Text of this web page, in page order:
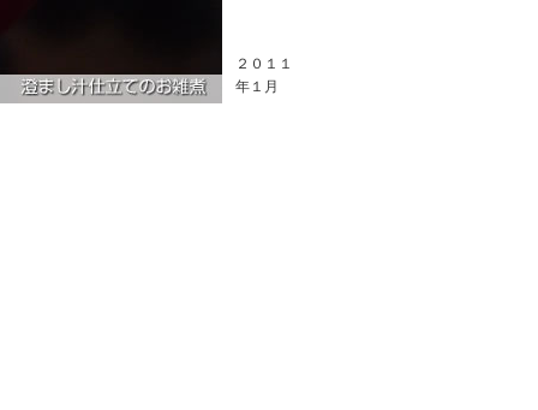
２０１１
年１月